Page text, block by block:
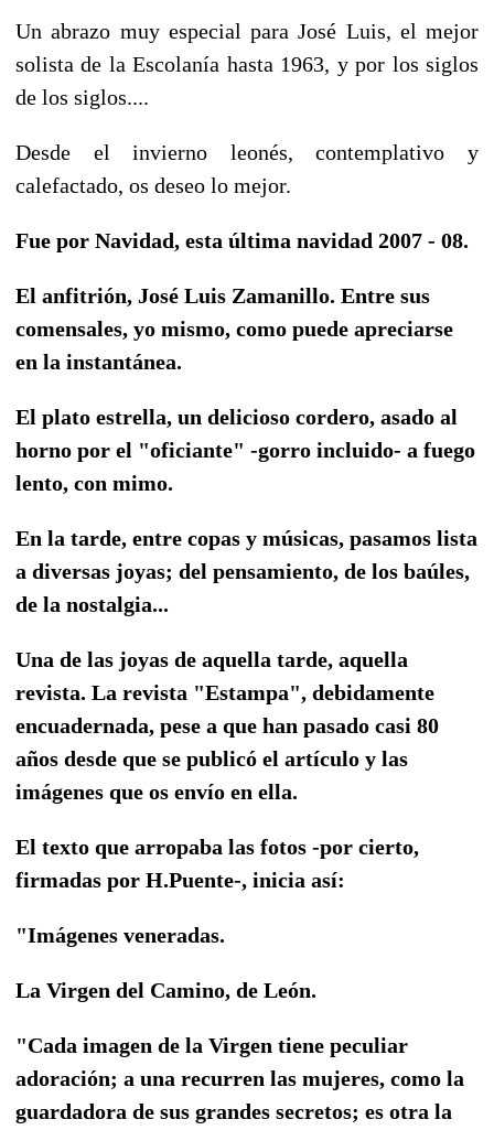
Un abrazo muy especial para José Luis, el mejor
solista de la Escolanía hasta 1963, y por los siglos
de los siglos....
Desde el invierno leonés, contemplativo y
calefactado, os deseo lo mejor.
Fue por Navidad, esta última navidad 2007 - 08.
El anfitrión, José Luis Zamanillo. Entre sus
comensales, yo mismo, como puede apreciarse
en la instantánea.
El plato estrella, un delicioso cordero, asado al
horno por el "oficiante" -gorro incluido- a fuego
lento, con mimo.
En la tarde, entre copas y músicas, pasamos lista
a diversas joyas; del pensamiento, de los baúles,
de la nostalgia...
Una de las joyas de aquella tarde, aquella
revista. La revista "Estampa", debidamente
encuadernada, pese a que han pasado casi 80
años desde que se publicó el artículo y las
imágenes que os envío en ella.
El texto que arropaba las fotos -por cierto,
firmadas por H.Puente-, inicia así:
"Imágenes veneradas.
La Virgen del Camino, de León.
"Cada imagen de la Virgen tiene peculiar
adoración; a una recurren las mujeres, como la
guardadora de sus grandes secretos; es otra la